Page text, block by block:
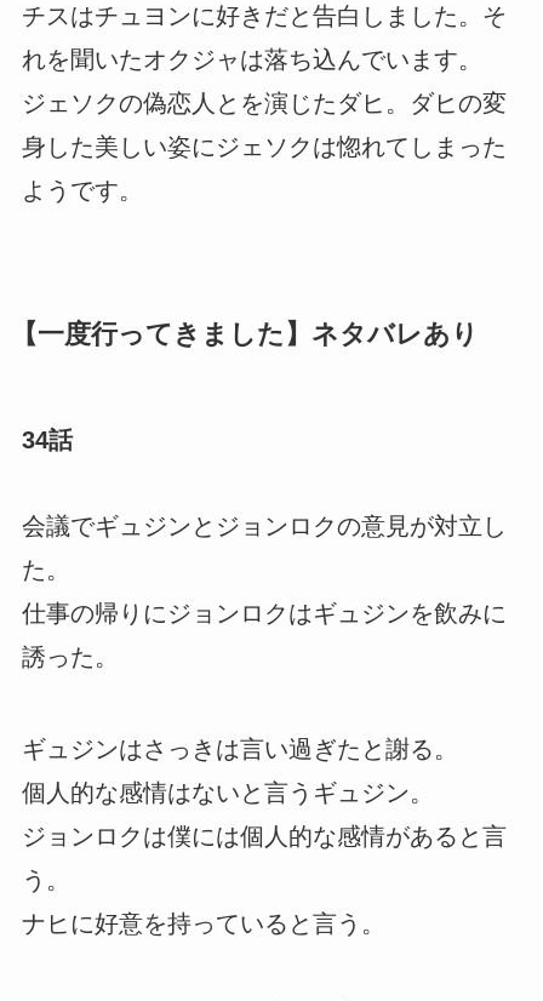
チスはチュヨンに好きだと告白しました。そ
れを聞いたオクジャは落ち込んでいます。
ジェソクの偽恋人とを演じたダヒ。ダヒの変
身した美しい姿にジェソクは惚れてしまった
ようです。
【一度行ってきました】ネタバレあり
34話
会議でギュジンとジョンロクの意見が対立し
た。
仕事の帰りにジョンロクはギュジンを飲みに
誘った。
ギュジンはさっきは言い過ぎたと謝る。
個人的な感情はないと言うギュジン。
ジョンロクは僕には個人的な感情があると言
う。
ナヒに好意を持っていると言う。